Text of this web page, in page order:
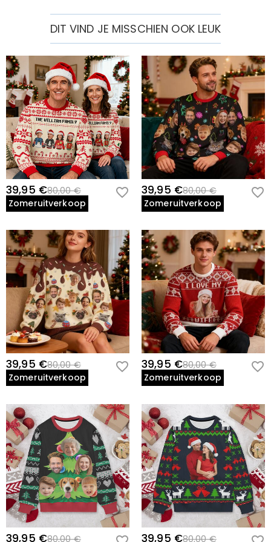
DIT VIND JE MISSCHIEN OOK LEUK
39,95 €80,00 €
Zomeruitverkoop
39,95 €80,00 €
Zomeruitverkoop
39,95 €80,00 €
Zomeruitverkoop
39,95 €80,00 €
Zomeruitverkoop
39,95 €80,00 € 39,95 €80,00 €